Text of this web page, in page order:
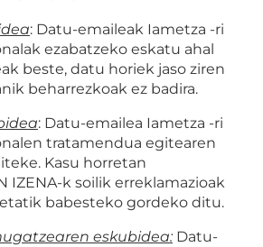
: Datu-emaileak Iametza -ri
ezabatzeko eskatu ahal
beste, datu horiek jaso ziren
beharrezkoak ez badira.
dea: Datu-emailea Iametza -ri
tratamendua egitearen
Kasu horretan
IZENA-k soilik erreklamazioak
babesteko gordeko ditu.
eskubidea:Datu-